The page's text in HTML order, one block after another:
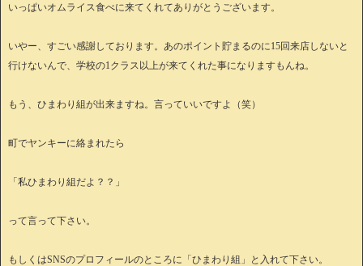
いっぱいオムライス食べに来てくれてありがとうございます。
いやー、すごい感謝しております。あのポイント貯まるのに15回来店しないと
行けないんで、学校の1クラス以上が来てくれた事になりますもんね。
もう、ひまわり組が出来ますね。言っていいですよ（笑）
町でヤンキーに絡まれたら
「私ひまわり組だよ？？」
って言って下さい。
もしくはSNSのプロフィールのところに「ひまわり組」と入れて下さい。